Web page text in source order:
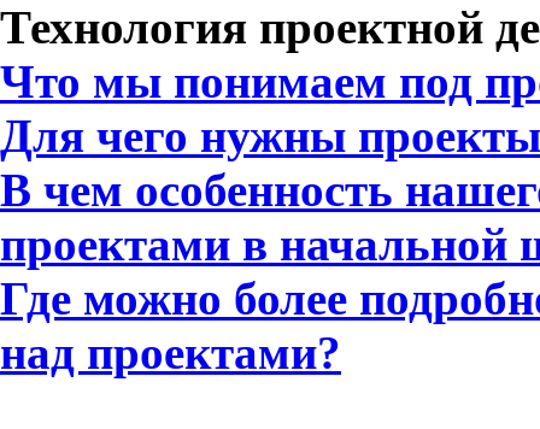
Технология проектной
Что мы понимаем под
Для чего нужны
В чем особенность
проектами в начальной
Где можно более
над проектами?